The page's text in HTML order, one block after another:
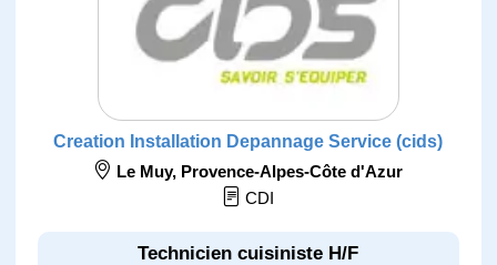
Creation Installation Depannage Service (cids)
Le Muy, Provence-Alpes-Côte d'Azur
CDI
Technicien cuisiniste H/F